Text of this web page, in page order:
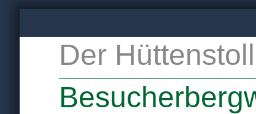
Der